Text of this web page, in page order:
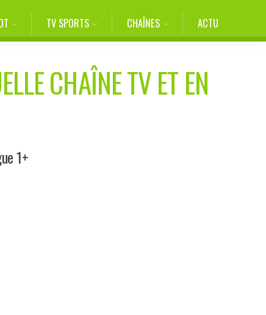
TV SPORTS CHAÎNES ACTU
CHAÎNE TV ET EN
1+